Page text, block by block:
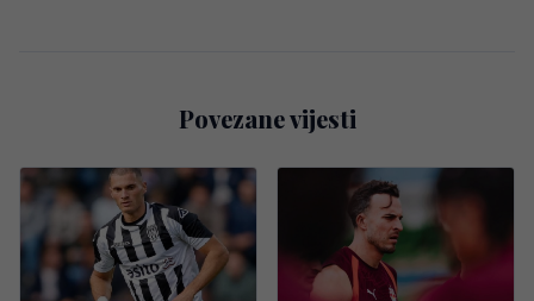
Povezane vijesti